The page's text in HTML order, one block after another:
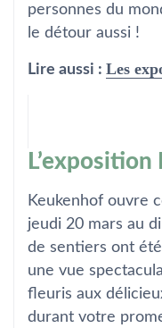
personnes du
le détour aussi !
Lire aussi : Les
Keukenhof ouvre
jeudi 20 mars au
de sentiers ont été
une vue
fleuris aux
durant votre